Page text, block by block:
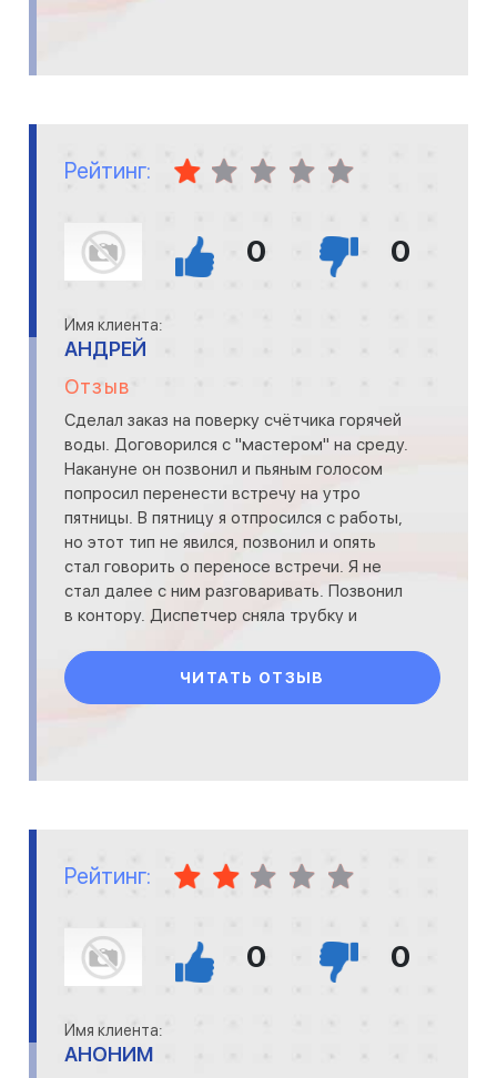
Рейтинг:
0 0
Имя клиента:
АНДРЕЙ
Отзыв
Сделал заказ на поверку счётчика горячей
воды. Договорился с "мастером" на среду.
Накануне он позвонил и пьяным голосом
попросил перенести встречу на утро
пятницы. В пятницу я отпросился с работы,
но этот тип не явился, позвонил и опять
стал говорить о переносе встречи. Я не
стал далее с ним разговаривать. Позвонил
в контору. Диспетчер сняла трубку и
ЧИТАТЬ ОТЗЫВ
Рейтинг:
0 0
Имя клиента:
АНОНИМ